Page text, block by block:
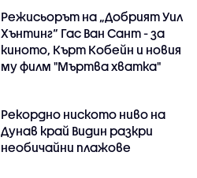
Режисьорът на „Добрият Уил
Хънтинг“ Гас Ван Сант - за
киното, Кърт Кобейн и новия
му филм "Мъртва хватка"
Рекордно ниското ниво на
Дунав край Видин разкри
необичайни плажове